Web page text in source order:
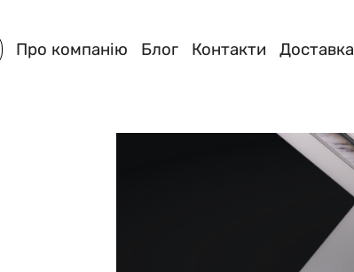
Про компанію Блог Контакти